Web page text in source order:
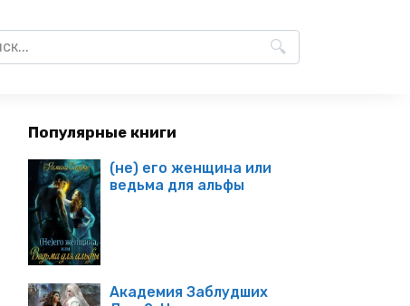
Популярные книги
(не) его женщина или
ведьма для альфы
Академия Заблудших